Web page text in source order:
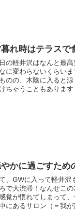
れ時はテラスで
の軽井沢はなんと最
に変わらないくらい
のの、木陰に入ると
ちゃうこともあります
かに過ごすため
、GWに入って軽井沢
で大渋滞！なんせこ
覚が慣れてしまって
にあるサロン（＝我が